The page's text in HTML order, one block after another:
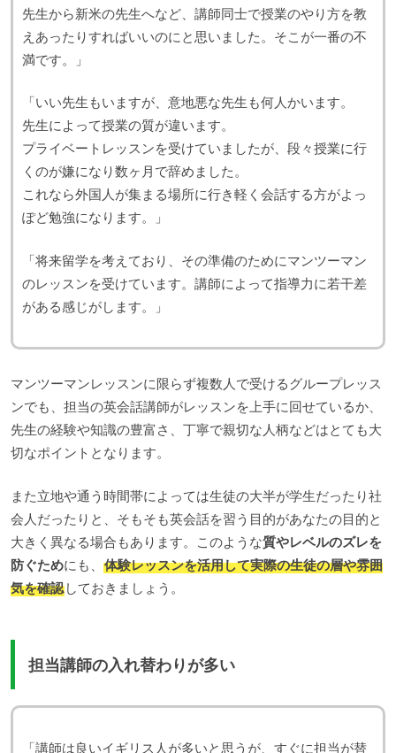
先生から新米の先生へなど、講師同士で授業のやり方を教
えあったりすればいいのにと思いました。そこが一番の不
満です。」
「いい先生もいますが、意地悪な先生も何人かいます。
先生によって授業の質が違います。
プライベートレッスンを受けていましたが、段々授業に行
くのが嫌になり数ヶ月で辞めました。
これなら外国人が集まる場所に行き軽く会話する方がよっ
ぽど勉強になります。」
「将来留学を考えており、その準備のためにマンツーマン
のレッスンを受けています。講師によって指導力に若干差
がある感じがします。」
マンツーマンレッスンに限らず複数人で受けるグループレッス
ンでも、担当の英会話講師がレッスンを上手に回せているか、
先生の経験や知識の豊富さ、丁寧で親切な人柄などはとても大
切なポイントとなります。
また立地や通う時間帯によっては生徒の大半が学生だったり社
会人だったりと、そもそも英会話を習う目的があなたの目的と
大きく異なる場合もあります。このような質やレベルのズレを
防ぐためにも、 体験レッスンを活用して実際の生徒の層や雰囲
気を確認しておきましょう。
担当講師の入れ替わりが多い
「講師は良いイギリス人が多いと思うが、すぐに担当が替